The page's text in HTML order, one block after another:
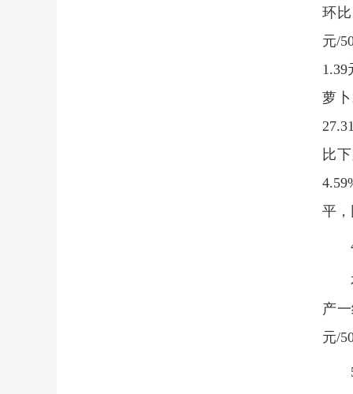
环
元/
萝
比
平，
产
元/